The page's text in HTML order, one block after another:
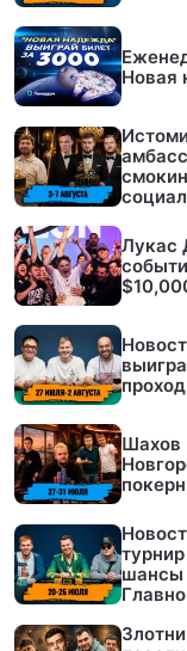
Новая
Лукас
Шахов
шансы